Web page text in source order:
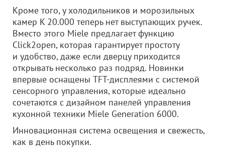
Кроме того, у холодильников и морозильных
камер K 20.000 теперь нет выступающих ручек.
Вместо этого Miele предлагает функцию
Click2open, которая гарантирует простоту
и удобство, даже если дверцу приходится
открывать несколько раз подряд. Новинки
впервые оснащены TFT-дисплеями с системой
сенсорного управления, которые идеально
сочетаются с дизайном панелей управления
кухонной техники Miele Generation 6000.
Инновационная система освещения и свежесть,
как в день покупки.